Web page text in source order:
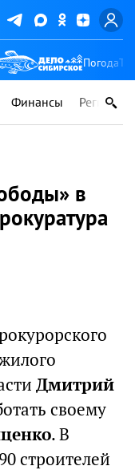
Погода
Финансы Регионы
в
Дмитрий
своему
. В
строителей